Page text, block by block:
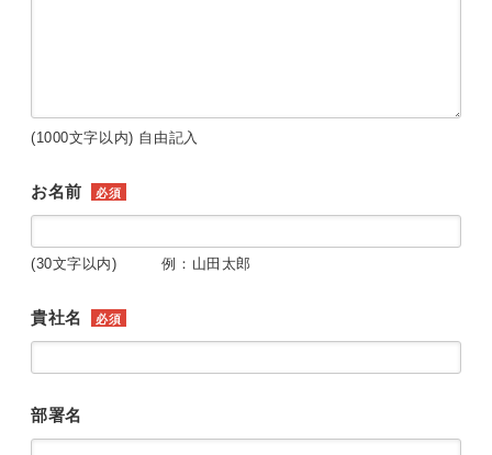
(1000文字以内) 自由記入
お名前 必須
(30文字以内) 例：山田太郎
貴社名 必須
部署名